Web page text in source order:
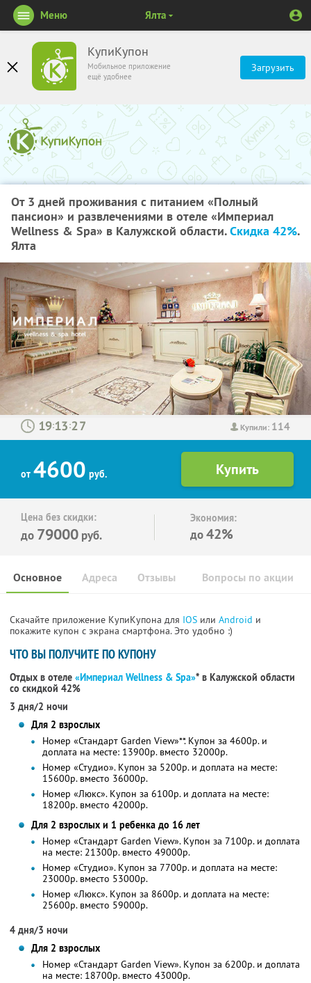
КупиКупон
Мобильное приложение
ещё удобнее
Загрузить
Меню Ялта
От 3 дней проживания с питанием «Полный
пансион» и развлечениями в отеле «Империал
Wellness & Spa» в Калужской области.Скидка 42%.
Ялта
Купили: 114
: :
от 4600 руб.
Цена без скидки:
до 79000 руб.
Экономия:
до42%
Основное Отзывы Вопросы по акции
Адреса
Скачайте приложение КупиКупона для IOS или Android и
покажите купон с экрана смартфона. Это удобно :)
ЧТО ВЫ ПОЛУЧИТЕ ПО КУПОНУ
Отдых в отеле «Империал Wellness & Spa»* в Калужской области
со скидкой 42%
3 дня/2 ночи
Для 2 взрослых
Номер «Стандарт Garden View»**. Купон за 4600р. и
доплата на месте: 13900р. вместо 32000р.
Номер «Студио». Купон за 5200р. и доплата на месте:
15600р. вместо 36000р.
Номер «Люкс». Купон за 6100р. и доплата на месте:
18200р. вместо 42000р.
Для 2 взрослых и 1 ребенка до 16 лет
Номер «Стандарт Garden View». Купон за 7100р. и доплата
на месте: 21300р. вместо 49000р.
Номер «Студио». Купон за 7700р. и доплата на месте:
23000р. вместо 53000р.
Номер «Люкс». Купон за 8600р. и доплата на месте:
25600р. вместо 59000р.
4 дня/3 ночи
Для 2 взрослых
Номер «Стандарт Garden View». Купон за 6200р. и доплата
на месте: 18700р. вместо 43000р.